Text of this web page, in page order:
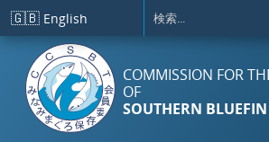
メインコンテンツに移動
🇬🇧 English
COMMISSION FOR
OF
SOUTHERN